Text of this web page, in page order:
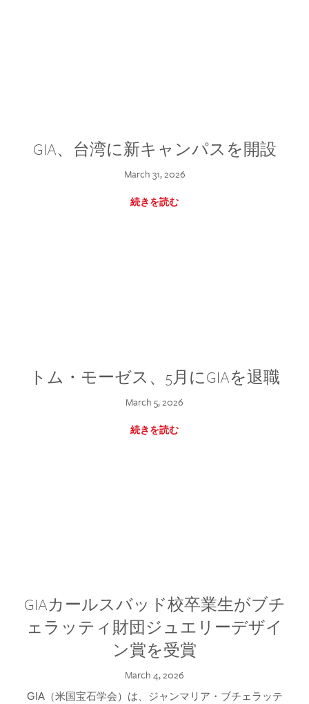
GIA、台湾に新キャンパスを開設
March 31, 2026
続きを読む
トム・モーゼス、5月にGIAを退職
March 5, 2026
続きを読む
GIAカールスバッド校卒業生がブチ
ェラッティ財団ジュエリーデザイ
ン賞を受賞
March 4, 2026
GIA（米国宝石学会）は、ジャンマリア・ブチェラッテ